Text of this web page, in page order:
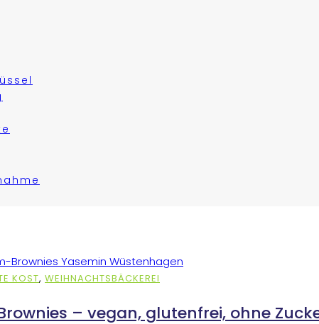
KOST, WEIHNACHTSBÄCKEREI
– vegan, glutenfrei, ohne